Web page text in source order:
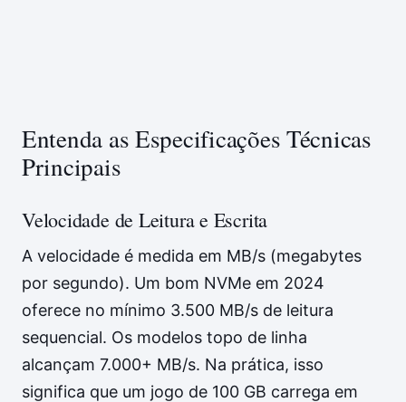
Entenda as Especificações Técnicas
Principais
Velocidade de Leitura e Escrita
A velocidade é medida em MB/s (megabytes
por segundo). Um bom NVMe em 2024
oferece no mínimo 3.500 MB/s de leitura
sequencial. Os modelos topo de linha
alcançam 7.000+ MB/s. Na prática, isso
significa que um jogo de 100 GB carrega em